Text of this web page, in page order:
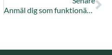
Anmäl dig som funktionär till lokal hopptävling 8/10